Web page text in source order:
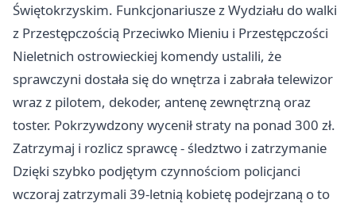
Świętokrzyskim. Funkcjonariusze z Wydziału do walki
z Przestępczością Przeciwko Mieniu i Przestępczości
Nieletnich ostrowieckiej komendy ustalili, że
sprawczyni dostała się do wnętrza i zabrała telewizor
wraz z pilotem, dekoder, antenę zewnętrzną oraz
toster. Pokrzywdzony wycenił straty na ponad 300 zł.
Zatrzymaj i rozlicz sprawcę - śledztwo i zatrzymanie
Dzięki szybko podjętym czynnościom policjanci
wczoraj zatrzymali 39-letnią kobietę podejrzaną o to